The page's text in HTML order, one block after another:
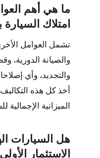
ما هي أهم
امتلاك
تشمل العوامل
والصيانة الدورية،
والتجديد، وأي
أخذ كل هذه
الميزانية الإجمالية
هل السيارات
الاستثمار